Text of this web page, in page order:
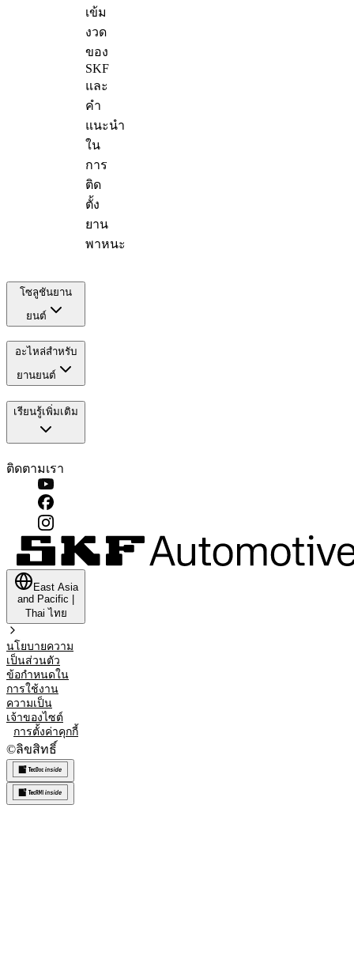
เข้ม
งวด
ของ
SKF
และ
คำ
แนะนำ
ใน
การ
ติด
ตั้ง
ยาน
พาหนะ
โซลูชันยาน
ยนต์
อะไหล่สำหรับ
ยานยนต์
เรียนรู้เพิ่มเติม
ติดตามเรา
East Asia
and Pacific
Thai ไทย
นโยบายความ
เป็นส่วนตัว
ข้อกำหนดใน
การใช้งาน
ความเป็น
เจ้าของไซต์
การตั้งค่าคุกกี้
©ลิขสิทธิ์